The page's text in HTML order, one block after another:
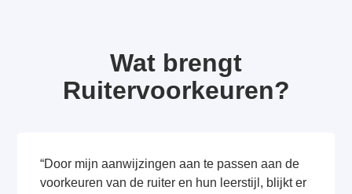
Wat brengt
Ruitervoorkeuren?
“Door mijn aanwijzingen aan te passen aan de
voorkeuren van de ruiter en hun leerstijl, blijkt er